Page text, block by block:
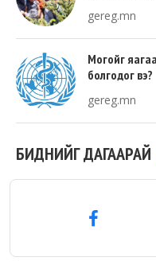
gereg.mn
Могойг
болгодог вэ?
gereg.mn
БИДНИЙГ ДАГААРАЙ